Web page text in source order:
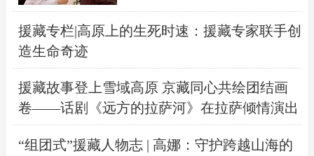
援藏专栏|高原上的生死时速：援藏专家联手创
造生命奇迹
援藏故事登上雪域高原 京藏同心共绘团结画
卷——话剧《远方的拉萨河》在拉萨倾情演出
“组团式”援藏人物志 | 高娜：守护跨越山海的